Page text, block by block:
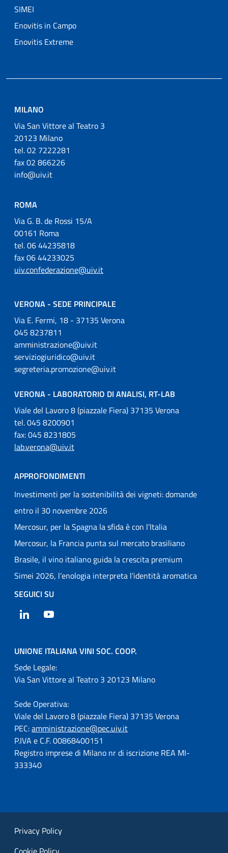
SIMEI
Enovitis in Campo
Enovitis Extreme
MILANO
Via San Vittore al Teatro 3
20123 Milano
tel. 02 7222281
fax 02 866226
info@uiv.it
ROMA
Via G. B. de Rossi 15/A
00161 Roma
tel. 06 44235818
fax 06 44233025
uiv.confederazione@uiv.it
VERONA - SEDE PRINCIPALE
Via E. Fermi, 18 - 37135 Verona
045 8237811
amministrazione@uiv.it
serviziogiuridico@uiv.it
segreteria.promozione@uiv.it
VERONA - LABORATORIO DI ANALISI, RT-LAB
Viale del Lavoro 8 (piazzale Fiera) 37135 Verona
tel. 045 8200901
fax: 045 8231805
lab.verona@uiv.it
APPROFONDIMENTI
Investimenti per la sostenibilità dei vigneti: domande
entro il 30 novembre 2026
Mercosur, per la Spagna la sfida è con l’Italia
Mercosur, la Francia punta sul mercato brasiliano
Brasile, il vino italiano guida la crescita premium
Simei 2026, l’enologia interpreta l’identità aromatica
SEGUICI SU
LinkedIn
UNIONE ITALIANA VINI SOC. COOP.
Sede Legale:
Via San Vittore al Teatro 3 20123 Milano
Sede Operativa:
Viale del Lavoro 8 (piazzale Fiera) 37135 Verona
PEC:amministrazione@pec.uiv.it
P.IVA e C.F. 00868400151
Registro imprese di Milano nr di iscrizione REA MI-
333340
Privacy Policy